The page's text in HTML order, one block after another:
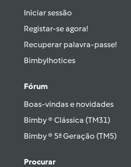
Iniciar sessão
Registar-se agora!
Recuperar palavra-passe!
Bimbylhotices
Fórum
Boas-vindas e novidades
Bimby ® Clássica (TM31)
Bimby ® 5ª Geração (TM5)
Procurar